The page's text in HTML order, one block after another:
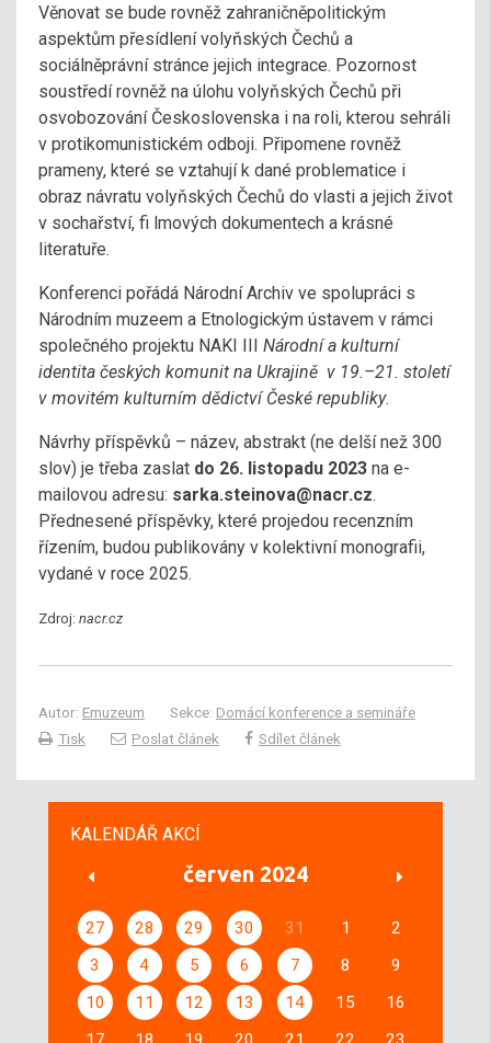
Věnovat se bude rovněž zahraničněpolitickým
aspektům přesídlení volyňských Čechů a
sociálněprávní stránce jejich integrace. Pozornost
soustředí rovněž na úlohu volyňských Čechů při
osvobozování Československa i na roli, kterou sehráli
v protikomunistickém odboji. Připomene rovněž
prameny, které se vztahují k dané problematice i
obraz návratu volyňských Čechů do vlasti a jejich život
v sochařství, fi lmových dokumentech a krásné
literatuře.
Konferenci pořádá Národní Archiv ve spolupráci s
Národním muzeem a Etnologickým ústavem v rámci
společného projektu NAKI III Národní a kulturní
identita českých komunit na Ukrajině v 19.–21. století
v movitém kulturním dědictví České republiky.
Návrhy příspěvků – název, abstrakt (ne delší než 300
slov) je třeba zaslat do 26. listopadu 2023 na e-
mailovou adresu: sarka.steinova@nacr.cz.
Přednesené příspěvky, které projedou recenzním
řízením, budou publikovány v kolektivní monografii,
vydané v roce 2025.
Zdroj: nacr.cz
Autor: Emuzeum Sekce: Domácí konference a semináře
Tisk
Poslat článek Sdílet článek
KALENDÁŘ AKCÍ
červen 2024
27 28 29 30 31 1
2
3
4 5 6 7 8
9
10
11 12 13 14 15
16